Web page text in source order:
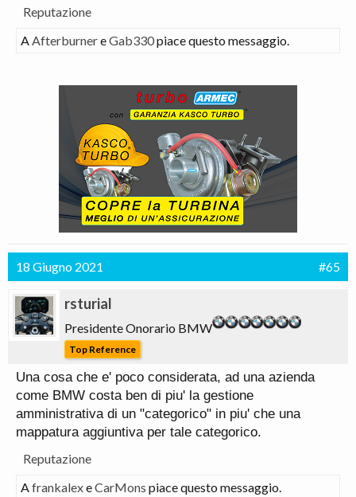
Reputazione
AAfterburnereGab330piace questo messaggio.
18 Giugno 2021 #65
rsturial
Presidente Onorario BMW
Top Reference
Una cosa che e' poco considerata, ad una azienda
come BMW costa ben di piu' la gestione
amministrativa di un "categorico" in piu' che una
mappatura aggiuntiva per tale categorico.
Reputazione
AfrankalexeCarMons piace questo messaggio.